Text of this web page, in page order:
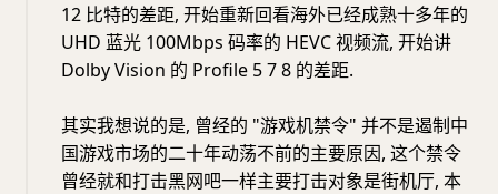
12 比特的差距, 开始重新回看海外已经成熟十多年的
UHD 蓝光 100Mbps 码率的 HEVC 视频流, 开始讲
Dolby Vision 的 Profile 5 7 8 的差距.
其实我想说的是, 曾经的 "游戏机禁令" 并不是遏制中
国游戏市场的二十年动荡不前的主要原因, 这个禁令
曾经就和打击黑网吧一样主要打击对象是街机厅, 本